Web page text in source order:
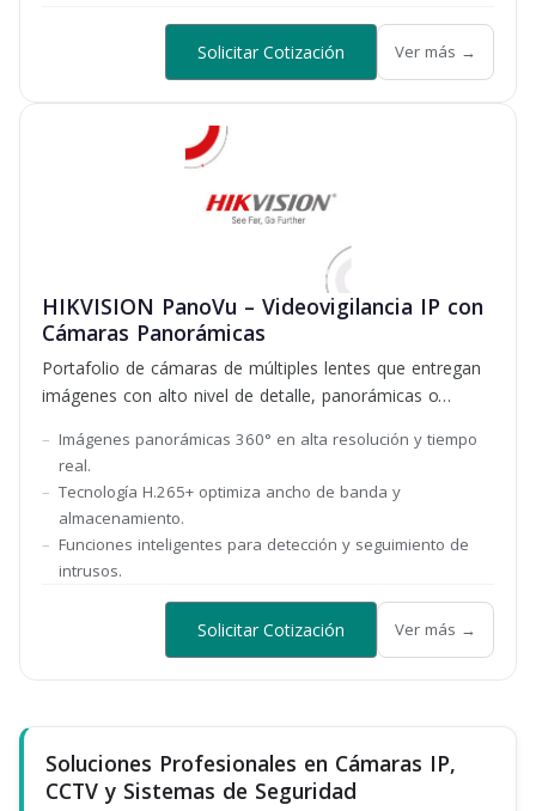
Solicitar Cotización Ver más →
HIKVISION PanoVu – Videovigilancia IP con
Cámaras Panorámicas
Portafolio de cámaras de múltiples lentes que entregan
imágenes con alto nivel de detalle, panorámicas o
Imágenes panorámicas 360° en alta resolución y tiempo
real.
Tecnología H.265+ optimiza ancho de banda y
almacenamiento.
Funciones inteligentes para detección y seguimiento de
intrusos.
Solicitar Cotización Ver más →
Soluciones Profesionales en Cámaras IP,
CCTV y Sistemas de Seguridad